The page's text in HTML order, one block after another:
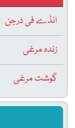
انڈے فی درجن
زندہ مرغی
گوشت مرغی